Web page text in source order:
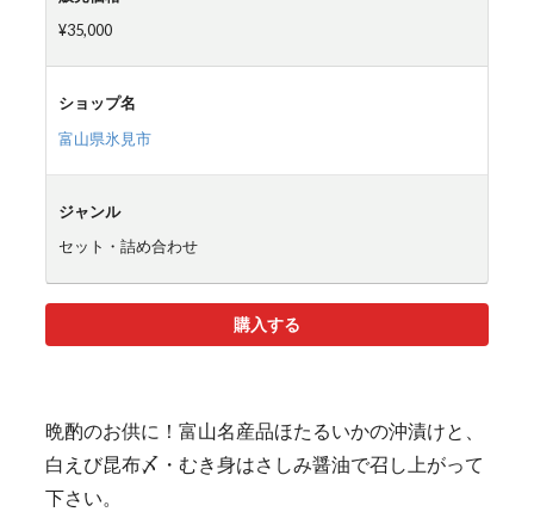
¥35,000
ショップ名
富山県氷見市
ジャンル
セット・詰め合わせ
購入する
晩酌のお供に！富山名産品ほたるいかの沖漬けと、
白えび昆布〆・むき身はさしみ醤油で召し上がって
下さい。